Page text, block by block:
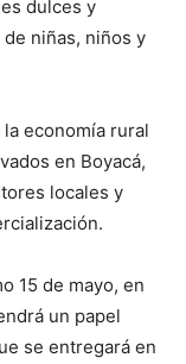
dulces y
niñas, niños y
economía rural
en Boyacá,
locales y
15 de mayo, en
un papel
se entregará en